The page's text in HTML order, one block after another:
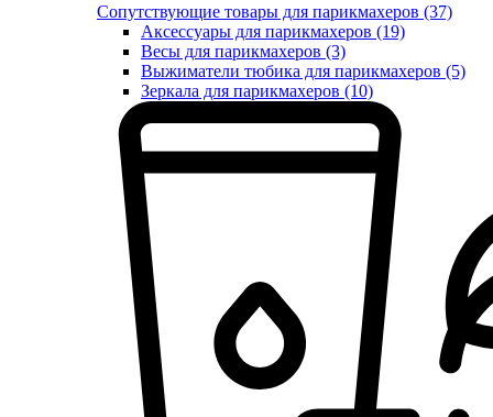
Сопутствующие товары для парикмахеров (37)
Аксессуары для парикмахеров (19)
Весы для парикмахеров (3)
Выжиматели тюбика для парикмахеров (5)
Зеркала для парикмахеров (10)